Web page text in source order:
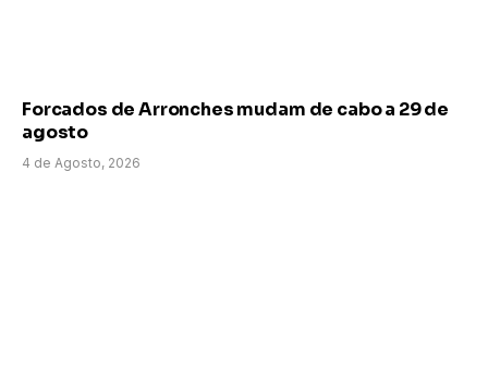
Forcados de Arronches mudam de cabo a 29 de
agosto
4 de Agosto, 2026